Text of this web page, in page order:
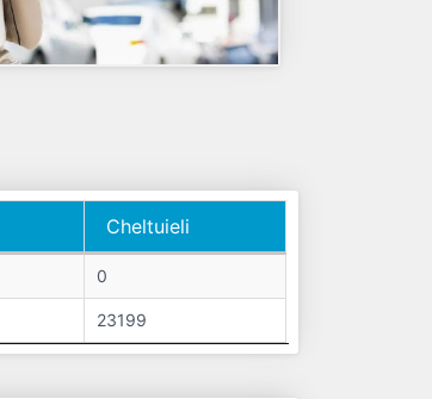
Cheltuieli
0
23199